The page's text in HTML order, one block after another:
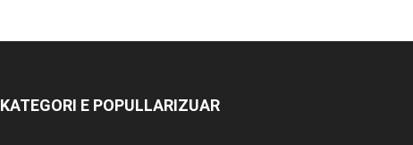
KATEGORI E POPULLARIZUAR